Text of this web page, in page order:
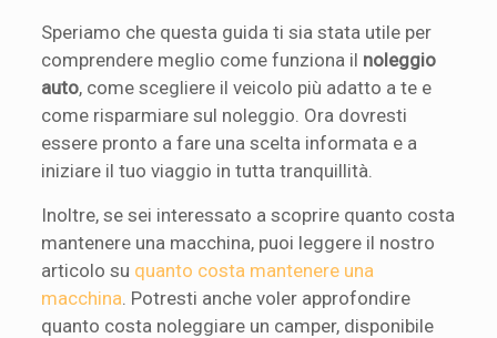
Speriamo che questa guida ti sia stata utile per
comprendere meglio come funziona il noleggio
auto, come scegliere il veicolo più adatto a te e
come risparmiare sul noleggio. Ora dovresti
essere pronto a fare una scelta informata e a
iniziare il tuo viaggio in tutta tranquillità.
Inoltre, se sei interessato a scoprire quanto costa
mantenere una macchina, puoi leggere il nostro
articolo su quanto costa mantenere una
macchina . Potresti anche voler approfondire
quanto costa noleggiare un camper, disponibile